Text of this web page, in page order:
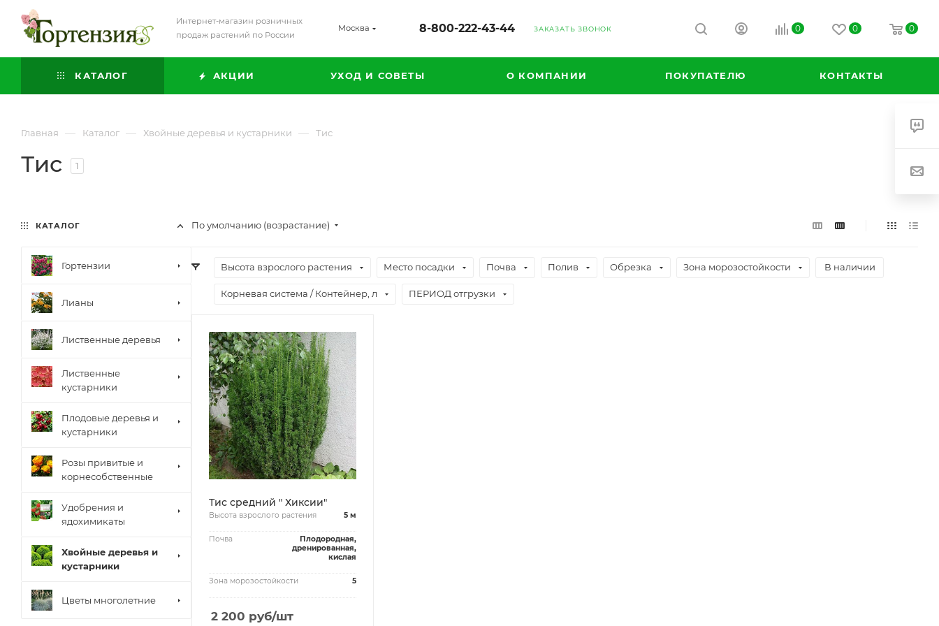
Интернет-магазин розничных
продаж растений по России
Москва 8-800-222-43-44 ЗАКАЗАТЬ ЗВОНОК 0 0 0
КАТАЛОГ АКЦИИ УХОД И СОВЕТЫ О КОМПАНИИ ПОКУПАТЕЛЮ КОНТАКТЫ
Главная — Каталог — Хвойные деревья и кустарники — Тис
Тис 1
По умолчанию (возрастание)
Высота взрослого растения Место посадки Почва Полив Обрезка Зона морозостойкости В наличии
Корневая система / Контейнер, л ПЕРИОД отгрузки
Тис средний " Хиксии"
Высота взрослого растения 5 м
Почва
Плодородная,
дренированная,
кислая
Зона морозостойкости 5
2 200 руб/шт
КАТАЛОГ
Гортензии
Лианы
Лиственные деревья
Лиственные
кустарники
Плодовые деревья и
кустарники
Розы привитые и
корнесобственные
Удобрения и
ядохимикаты
Хвойные деревья и
кустарники
Цветы многолетние